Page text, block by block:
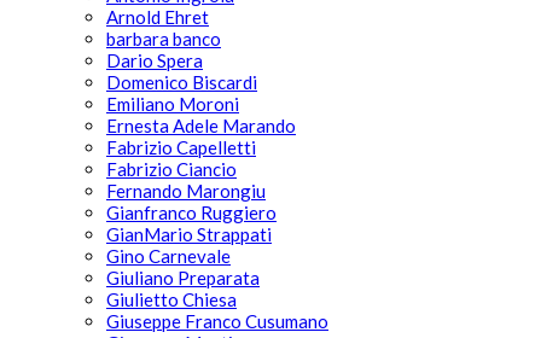
Arnold Ehret
barbara banco
Dario Spera
Domenico Biscardi
Emiliano Moroni
Ernesta Adele Marando
Fabrizio Capelletti
Fabrizio Ciancio
Fernando Marongiu
Gianfranco Ruggiero
GianMario Strappati
Gino Carnevale
Giuliano Preparata
Giulietto Chiesa
Giuseppe Franco Cusumano